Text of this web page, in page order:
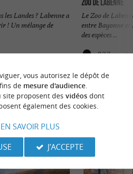
les Landes ? Labenne a
! Un mélange de
Zoo de Labenne
Le Zoo de
entre Bayonne et
des espèces ...
927 m -
TESTÉPOUR VOUS
vous autorisez le dépôt de
de mesure d'audience.
site proposent des vidéosdont
également des cookies.
EN SAVOIR PLUS
J'ACCEPTE